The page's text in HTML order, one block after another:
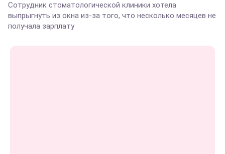
Сотрудник стоматологической клиники хотела
выпрыгнуть из окна из-за того, что несколько месяцев не
получала зарплату